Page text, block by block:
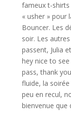
fameux t-shirts
« usher » pour
Bouncer. Les
soir. Les
passent, Julia
hey nice to
pass, thank
fluide, la
peu en recul,
bienvenue que